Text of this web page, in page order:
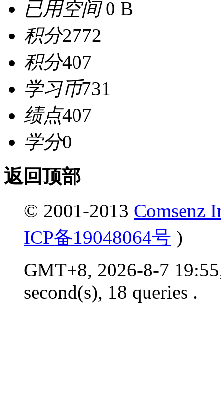
已用空间0 B
积分2772
积分407
学习币731
绩点407
学分0
返回顶部
© 2001-2013 Comsenz
ICP备19048064号 )
GMT+8, 2026-8-7
second(s), 18 queries .